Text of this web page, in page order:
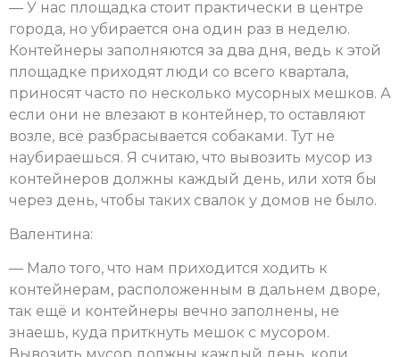
— У нас площадка стоит практически в центре
города, но убирается она один раз в неделю.
Контейнеры заполняются за два дня, ведь к этой
площадке приходят люди со всего квартала,
приносят часто по несколько мусорных мешков. А
если они не влезают в контейнер, то оставляют
возле, всё разбрасывается собаками. Тут не
наубираешься. Я считаю, что вывозить мусор из
контейнеров должны каждый день, или хотя бы
через день, чтобы таких свалок у домов не было.
Валентина:
— Мало того, что нам приходится ходить к
контейнерам, расположенным в дальнем дворе,
так ещё и контейнеры вечно заполнены, не
знаешь, куда приткнуть мешок с мусором.